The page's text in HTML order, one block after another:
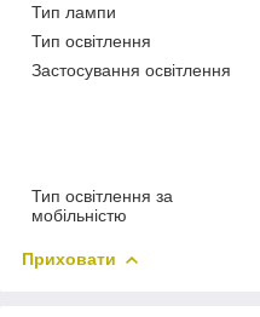
Тип лампи
Тип освітлення
Застосування освітлення
Тип освітлення за
мобільністю
Приховати